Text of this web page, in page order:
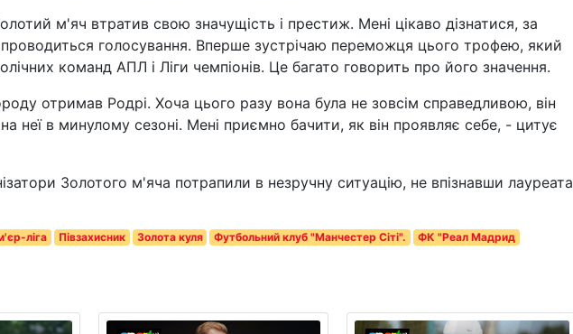
м'яч втратив свою значущість і престиж. Мені цікаво дізнатися, за
голосування. Вперше зустрічаю переможця цього трофею, який
команд АПЛ і Ліги чемпіонів. Це багато говорить про його значення.
отримав Родрі. Хоча цього разу вона була не зовсім справедливою, він
неї в минулому сезоні. Мені приємно бачити, як він проявляє себе, - цитує
Золотого м'яча потрапили в незручну ситуацію, не впізнавши лауреата
ліга Півзахисник Золота куля Футбольний клуб "Манчестер Сіті".
ФК "Реал Мадрид